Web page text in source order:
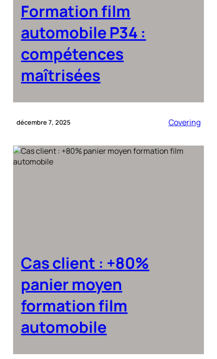
Formation film
automobile P34 :
compétences
maîtrisées
décembre 7, 2025 Covering
Cas client : +80%
panier moyen
formation film
automobile